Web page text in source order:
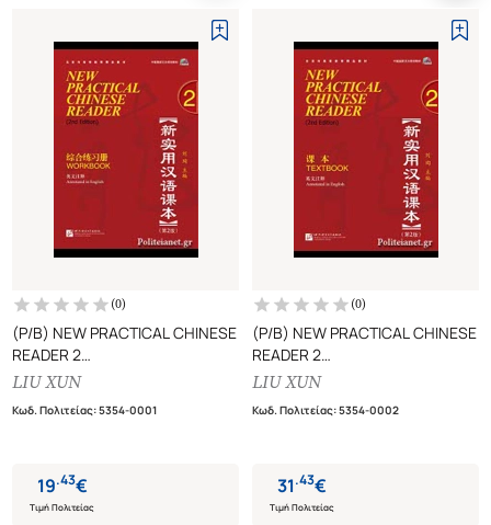
(0)
(P/B) NEW PRACTICAL CHINESE
READER 2
WORKBOOK (ANNOTATED IN
LIU XUN
Κωδ. Πολιτείας:5354-0001
19.43€
Τιμή Πολιτείας
(0)
(P/B) NEW PRACTICAL CHINESE
READER 2
TEXTBOOK (ANNOTATED IN
LIU XUN
Κωδ. Πολιτείας:5354-0002
31.43€
Τιμή Πολιτείας